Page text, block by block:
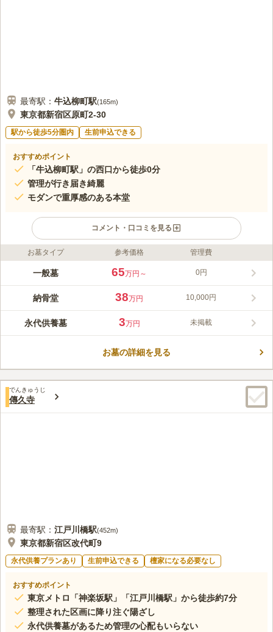
最寄駅： 牛込柳町駅(165m)
東京都新宿区原町2-30
駅から徒歩5分圏内 生前申込できる
おすすめポイント
「牛込柳町駅」の西口から徒歩0分
管理が行き届き綺麗
モダンで重厚感のある本堂
コメント・口コミを見る
ライフドット編集部のコメント
長遠山 常楽寺は法華宗による寺院墓地です。 江戸の布教の根本
浅草に常楽寺が復興されました。 近代的な建物のマンションの
一角に、本格的な本堂が設置されています。 都営大江戸線「牛
いう抜群のアクセスです。 駐車場は完備されていないので、電
車でのお参りをおすすめします。
住宅地なのでお花やろうそくやお線香などのお供え物は自宅から
持参しますが、お寺の事務所ではしきみとお線香は購入できます。法事な
どの食事が必要な場合は飯田橋駅周辺でないと探せません。お寺に貸室が
あり仕出し料理も頼めるようですが、利用したことはありません。
お墓タイプ 参考価格 管理費
一般墓 65万円～ 0円
納骨堂 38万円 10,000円
永代供養墓 3万円 未掲載
お墓の詳細を見る
でんきゅうじ
傳久寺
最寄駅： 江戸川橋駅(452m)
東京都新宿区改代町9
永代供養プランあり 生前申込できる 檀家になる必要なし
おすすめポイント
東京メトロ「神楽坂駅」「江戸川橋駅」から徒歩約7分
整理された区画に降り注ぐ陽ざし
永代供養墓があるため管理の心配もいらない